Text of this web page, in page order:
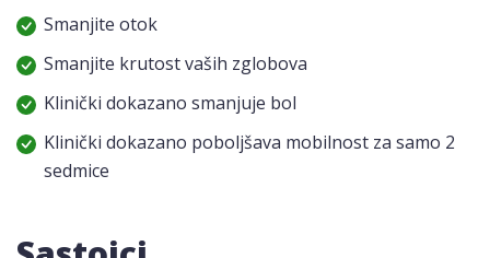
Smanjite otok
Smanjite krutost vaših zglobova
Klinički dokazano smanjuje bol
Klinički dokazano poboljšava mobilnost za samo 2
sedmice